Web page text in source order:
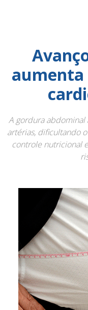
aumenta
A gordura
artérias, dificultando
controle nutricional